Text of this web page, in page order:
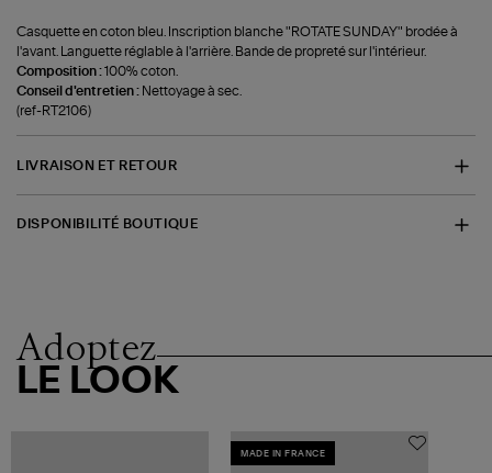
Casquette en coton bleu. Inscription blanche "ROTATE SUNDAY" brodée à
l'avant. Languette réglable à l'arrière. Bande de propreté sur l'intérieur.
Composition :100% coton.
Conseil d'entretien : Nettoyage à sec.
(ref-RT2106)
LIVRAISON ET RETOUR
DISPONIBILITÉ BOUTIQUE
Adoptez
LE LOOK
MADE IN FRANCE